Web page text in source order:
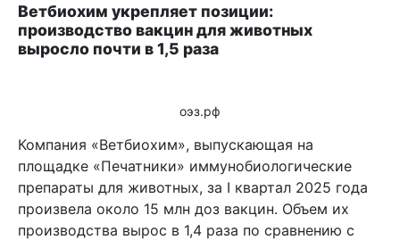
Ветбиохим укрепляет позиции:
производство вакцин для животных
выросло почти в 1,5 раза
оэз.рф
Компания «Ветбиохим», выпускающая на
площадке «Печатники» иммунобиологические
препараты для животных, за I квартал 2025 года
произвела около 15 млн доз вакцин. Объем их
производства вырос в 1,4 раза по сравнению с